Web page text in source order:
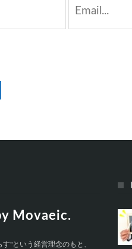
Movaeic.
"という経営理念のもと、